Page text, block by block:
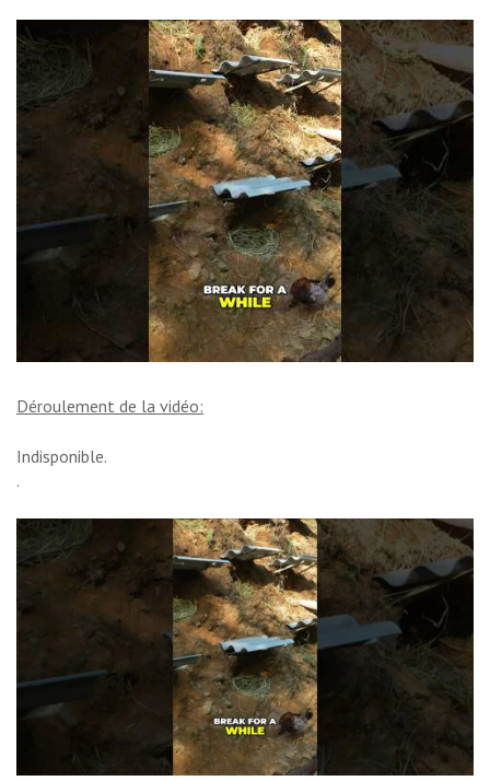
Déroulement de la vidéo:
Indisponible.
.